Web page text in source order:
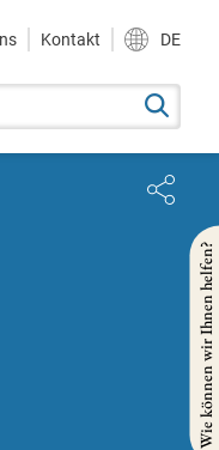
Kontakt DE
Wie können wir Ihnen helfen?